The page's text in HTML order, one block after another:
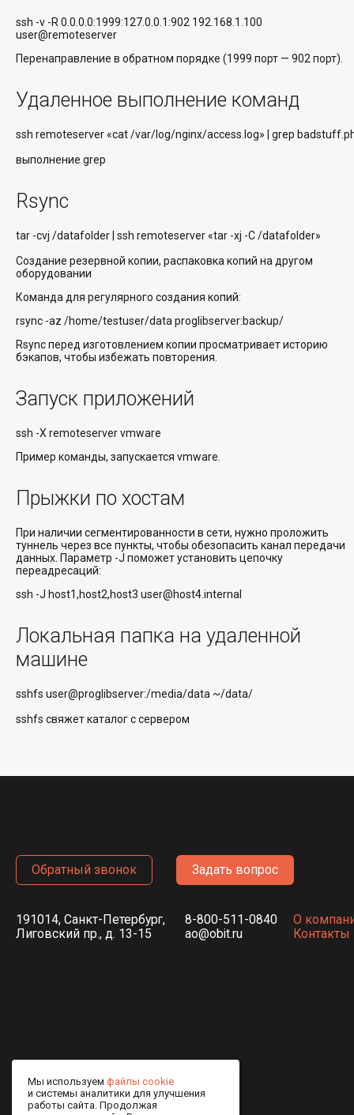
ssh -v -R 0.0.0.0:1999:127.0.0.1:902 192.168.1.100
user@remoteserver
Перенаправление в обратном порядке (1999 порт — 902 порт).
Удаленное выполнение команд
ssh remoteserver «cat /var/log/nginx/access.log» | grep
выполнение grep
Rsync
tar -cvj /datafolder | ssh remoteserver «tar -xj -C /datafolder»
Создание резервной копии, распаковка копий на другом
оборудовании
Команда для регулярного создания копий:
rsync -az /home/testuser/data proglibserver:backup/
Rsync перед изготовлением копии просматривает историю
бэкапов, чтобы избежать повторения.
Запуск приложений
ssh -X remoteserver vmware
Пример команды, запускается vmware.
Прыжки по хостам
При наличии сегментированности в сети, нужно проложить
туннель через все пункты, чтобы обезопасить канал передачи
данных. Параметр -J поможет установить цепочку
переадресаций:
ssh -J host1,host2,host3 user@host4.internal
Локальная папка на удаленной
машине
sshfs user@proglibserver:/media/data ~/data/
sshfs свяжет каталог с сервером
Обратный звонок Задать вопрос
191014, Санкт-Петербург,
Лиговский пр., д. 13-15
8-800-511-0840
ao@obit.ru
О
Контакты
Мы используем файлы cookie
и системы аналитики для улучшения
работы сайта. Продолжая